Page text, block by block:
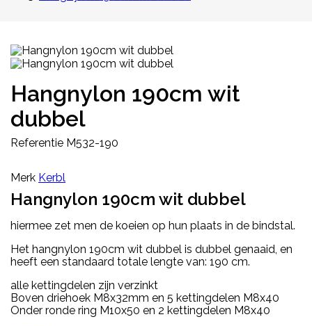
Hangnylon 190cm wit
dubbel
Referentie M532-190
Merk Kerbl
Hangnylon 190cm wit dubbel
hiermee zet men de koeien op hun plaats in de bindstal.
Het hangnylon 190cm wit dubbel is dubbel genaaid, en
heeft een standaard totale lengte van: 190 cm.
alle kettingdelen zijn verzinkt
Boven driehoek M8x32mm en 5 kettingdelen M8x40
Onder ronde ring M10x50 en 2 kettingdelen M8x40